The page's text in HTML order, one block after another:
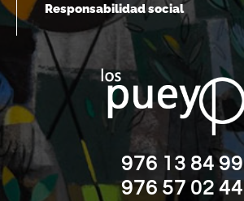
Responsabilidad social
976 13 84 99
976 57 02 44